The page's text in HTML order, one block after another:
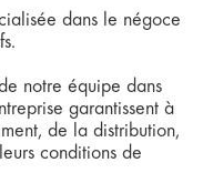
dans le négoce
notre équipe dans
garantissent à
de la distribution,
conditions de